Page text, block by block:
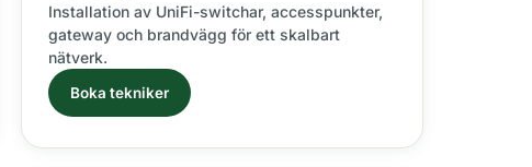
Installation av UniFi-switchar, accesspunkter,
gateway och brandvägg för ett skalbart
nätverk.
Boka tekniker